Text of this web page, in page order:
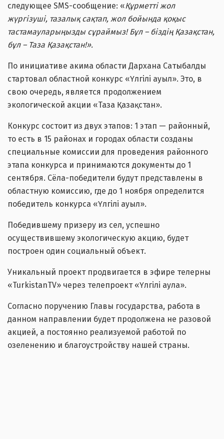
следующее SMS-сообщение: «Құрметті жол
жүргізуші, тазалық сақтап, жол бойында қоқыс
тастамауларыңызды сұраймыз! Бұл – біздің Қазақстан,
бұл – Таза Қазақстан!».
По инициативе акима области Дархана Сатыбалды
стартовал областной конкурс «Үлгілі ауыл». Это, в
свою очередь, является продолжением
экологической акции «Таза Қазақстан».
Конкурс состоит из двух этапов: 1 этап — районный,
то есть в 15 районах и городах области созданы
специальные комиссии для проведения районного
этапа конкурса и принимаются документы до 1
сентября. Сёла-победители будут представлены в
областную комиссию, где до 1 ноября определится
победитель конкурса «Үлгілі ауыл».
Победившему призеру из сел, успешно
осуществившему экологическую акцию, будет
построен один социальный объект.
Уникальный проект продвигается в эфире телерны
«TurkistanTV» через телепроект «Үлгілі аула».
Согласно поручению Главы государства, работа в
данном направлении будет продолжена не разовой
акцией, а постоянно реализуемой работой по
озеленению и благоустройству нашей страны.